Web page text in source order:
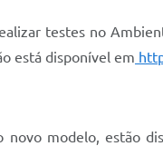
testes no
está disponível em
novo modelo, estão